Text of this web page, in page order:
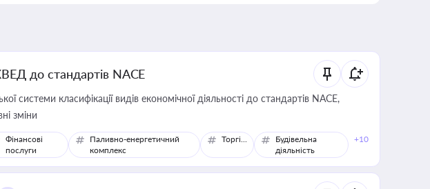
до стандартів NACE
системи класифікації видів економічної діяльності до стандартів NACE,
зміни
Фінансові
послуги
Паливно-енергетичний
комплекс
Торгівля
Будівельна
діяльність
+10